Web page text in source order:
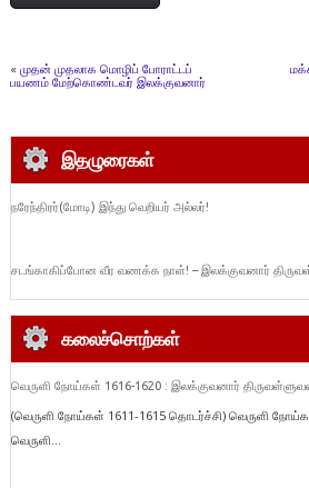
« முதன் முதலாக மொழிப் போராட்டப்
பயணம் மேற்கொண்டவர் இலக்குவனார்
இதழுரைகள்
நரேந்திரர்(மோடி) இந்து வெறியர் அல்லர்!
சடங்காகிப்போன வீர வணக்க நாள்! – இலக்குவனார்
கலைச்சொற்கள்
வெருளி நோய்கள் 1616-1620 : இலக்குவனார்
(வெருளி நோய்கள் 1611-1615 தொடர்ச்சி) வெருளி
வெருளி...